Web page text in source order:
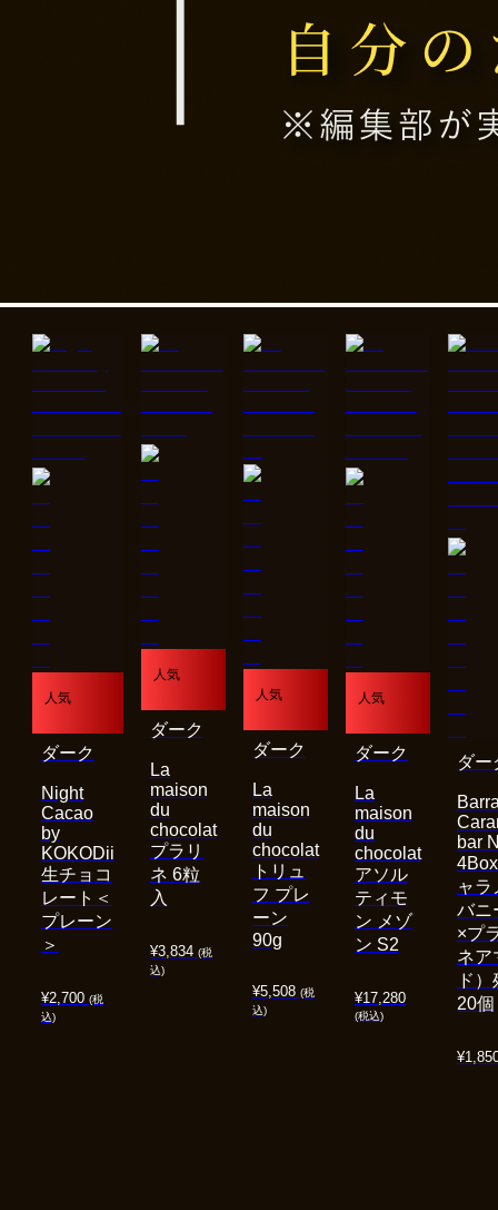
人気
¥2,700 (税
込)
Night
Cacao
by
KOKODii
生チョコ
レート＜
プレーン
＞
ダーク
人気
¥3,834 (税
込)
La
maison
du
chocolat
プラリ
ネ 6粒
入
ダーク
人気
¥5,508 (税
込)
La
maison
du
chocolat
トリュ
フ プレ
ーン
90g
ダーク
人気
¥17,280
(税込)
La
maison
du
chocolat
アソル
ティモ
ン メゾ
ン S2
ダーク
¥
bar
ャラ
バニ
×プ
ネア
ド
20個
ダー